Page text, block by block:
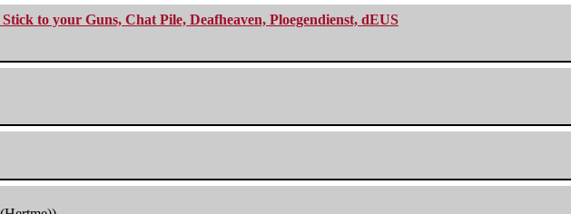
to your Guns, Chat Pile, Deafheaven, Ploegendienst, dEUS